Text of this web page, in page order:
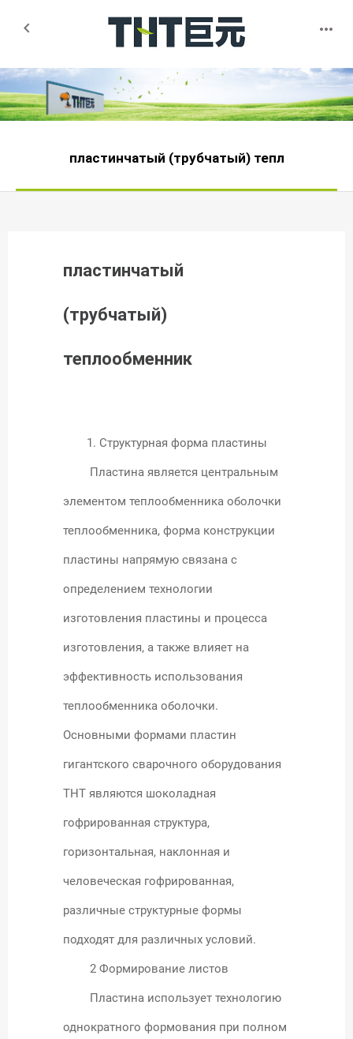
 
пластинчатый (трубчатый) тепл
пластинчатый
(трубчатый)
теплообменник
1. Структурная форма пластины
Пластина является центральным
элементом теплообменника оболочки
теплообменника, форма конструкции
пластины напрямую связана с
определением технологии
изготовления пластины и процесса
изготовления, а также влияет на
эффективность использования
теплообменника оболочки.
Основными формами пластин
гигантского сварочного оборудования
THT являются шоколадная
гофрированная структура,
горизонтальная, наклонная и
человеческая гофрированная,
различные структурные формы
подходят для различных условий.
2 Формирование листов
Пластина использует технологию
однократного формования при полном